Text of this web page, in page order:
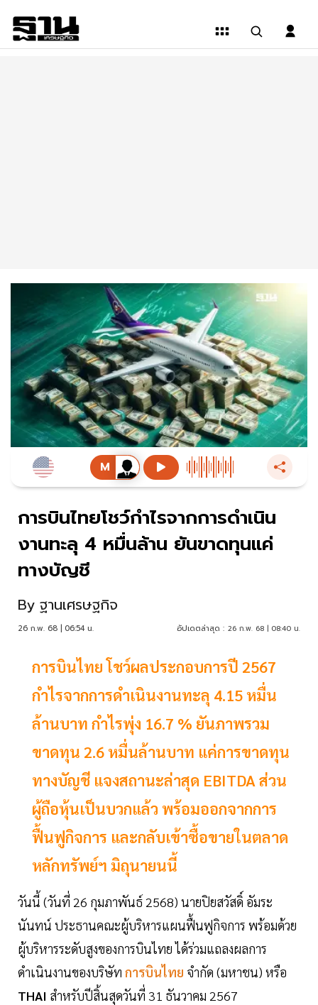
การบินไทยโชว์กำไรจากการดำเนิน
งานทะลุ 4 หมื่นล้าน ยันขาดทุนแค่
ทางบัญชี
By ฐานเศรษฐกิจ
26 ก.พ. 68 | 06:54 น. อัปเดตล่าสุด : 26 ก.พ. 68 | 08:40 น.
การบินไทย โชว์ผลประกอบการปี 2567
กำไรจากการดำเนินงานทะลุ 4.15 หมื่น
ล้านบาท กำไรพุ่ง 16.7 % ยันภาพรวม
ขาดทุน 2.6 หมื่นล้านบาท แค่การขาดทุน
ทางบัญชี แจงสถานะล่าสุด EBITDA ส่วน
ผู้ถือหุ้นเป็นบวกแล้ว พร้อมออกจากการ
ฟื้นฟูกิจการ และกลับเข้าซื้อขายในตลาด
หลักทรัพย์ฯ มิถุนายนนี้
วันนี้ (วันที่ 26 กุมภาพันธ์ 2568) นายปิยสวัสดิ์ อัมระ
นันทน์ ประธานคณะผู้บริหารแผนฟื้นฟูกิจการ พร้อมด้วย
ผู้บริหารระดับสูงของการบินไทย ได้ร่วมแถลงผลการ
ดำเนินงานของบริษัท การบินไทย จำกัด (มหาชน) หรือ
THAI สำหรับปีสิ้นสุดวันที่ 31 ธันวาคม 2567